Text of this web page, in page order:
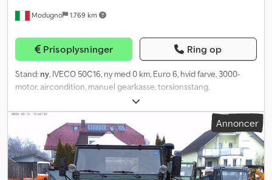
Modugno 1.769 km
Prisoplysninger Ring op
Stand: ny, IVECO 50C16, ny med 0 km, Euro 6, hvid farve, 3000-
motor, aircondition, manuel gearkasse, torsionsstang,
parabelfjedre, stabilisatorstang, godkendt Orlandi anhængertræk,
med fast lad, med sider i letmetal. Cedpevkv R Iefx Ahzjrf
Annoncer